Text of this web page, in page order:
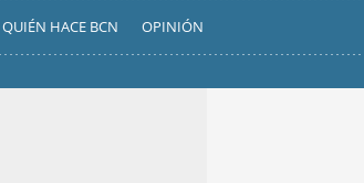
QUIÉN HACE BCN OPINIÓN